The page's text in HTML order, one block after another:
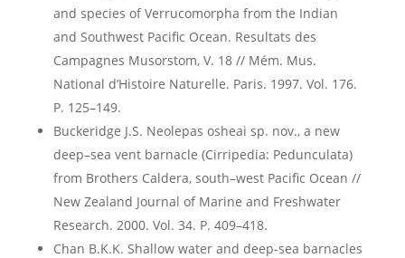
and species of Verrucomorpha from the Indian
and Southwest Pacific Ocean. Resultats des
Campagnes Musorstom, V. 18 // Mém. Mus.
National d’Histoire Naturelle. Paris. 1997. Vol. 176.
P. 125–149.
Buckeridge J.S. Neolepas osheai sp. nov., a new
deep–sea vent barnacle (Cirripedia: Pedunculata)
from Brothers Caldera, south–west Pacific Ocean //
New Zealand Journal of Marine and Freshwater
Research. 2000. Vol. 34. P. 409–418.
Chan B.K.K. Shallow water and deep-sea barnacles